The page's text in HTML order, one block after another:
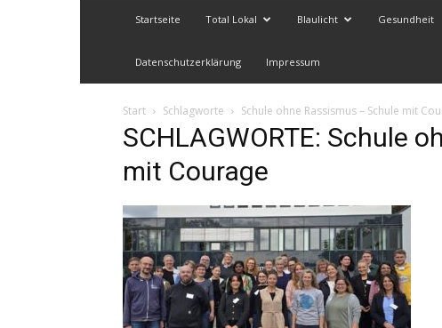
Startseite Total Lokal Blaulicht Gesundheit
Datenschutzerklärung Impressum
Start Schlagworte Schule ohne Rassismus – Schule mit
SCHLAGWORTE: Schule
mit Courage